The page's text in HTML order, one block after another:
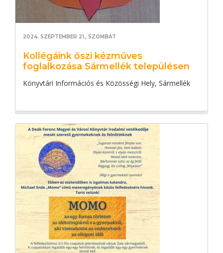
2024. SZEPTEMBER 21., SZOMBAT
Kollégáink őszi kézműves
foglalkozása Sármellék településen
Könyvtári Információs és Közösségi Hely, Sármellék